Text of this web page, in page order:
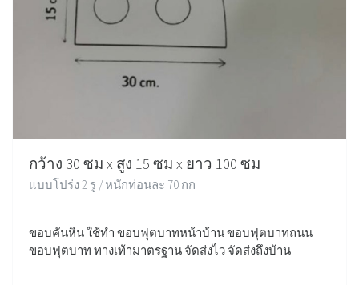
กว้าง 30 ซม x สูง 15 ซม x ยาว 100 ซม
แบบโปร่ง 2 รู / หนักท่อนละ 70 กก
ขอบคันหิน ใช้ทำ ขอบฟุตบาทหน้าบ้าน ขอบฟุตบาทถนน
ขอบฟุตบาท ทางเท้ามาตรฐาน จัดส่งไว จัดส่งถึงบ้าน